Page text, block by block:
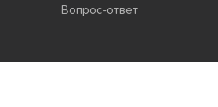
Вопрос-ответ